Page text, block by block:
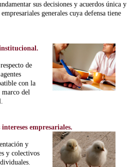
sus decisiones y acuerdos única y
generales cuya defensa tiene
de
con la
del
empresariales.
y
y colectivos